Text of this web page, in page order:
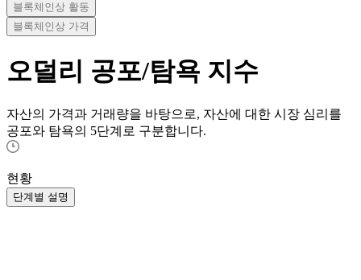
블록체인상 활동
블록체인상 가격
오덜리 공포/탐욕 지수
자산의 가격과 거래량을 바탕으로, 자산에 대한 시장 심리를
공포와 탐욕의 5단계로 구분합니다.
현황
단계별 설명